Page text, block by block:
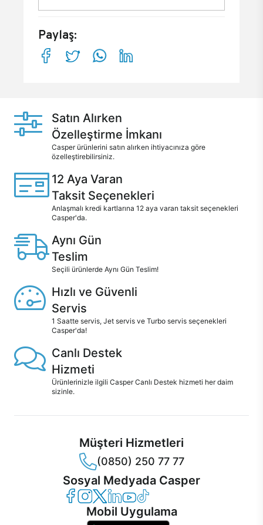
Paylaş:
Satın Alırken
Özelleştirme İmkanı
Casper ürünlerini satın alırken ihtiyacınıza göre
özelleştirebilirsiniz.
12 Aya Varan
Taksit Seçenekleri
Anlaşmalı kredi kartlarına 12 aya varan taksit seçenekleri
Casper'da.
Aynı Gün
Teslim
Seçili ürünlerde Aynı Gün Teslim!
Hızlı ve Güvenli
Servis
1 Saatte servis, Jet servis ve Turbo servis seçenekleri
Casper'da!
Canlı Destek
Hizmeti
Ürünlerinizle ilgili Casper Canlı Destek hizmeti her daim
sizinle.
Müşteri Hizmetleri
(0850) 250 77 77
Sosyal Medyada Casper
Casper Facebook
Casper Instagram
Casper Twitter
Casper LinkedIn
Casper YouTube
Casper TikTok
Mobil Uygulama